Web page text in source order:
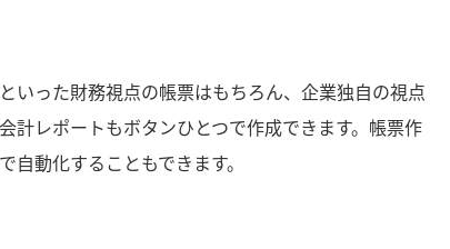
いった財務視点の帳票はもちろん、企業独自の視点
計レポートもボタンひとつで作成できます。帳票作
自動化することもできます。